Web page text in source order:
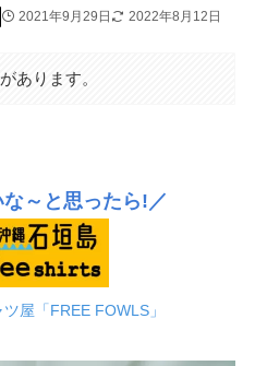
2021年9月29日 2022年8月12日
あります。
～と思ったら!／
屋「FREE FOWLS」